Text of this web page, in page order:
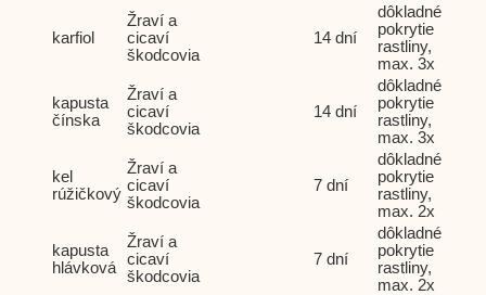
karfiol
Žraví a
cicaví
škodcovia
14 dní
dôkladné
pokrytie
rastliny,
max. 3x
kapusta
čínska
Žraví a
cicaví
škodcovia
14 dní
dôkladné
pokrytie
rastliny,
max. 3x
kel
rúžičkový
Žraví a
cicaví
škodcovia
7 dní
dôkladné
pokrytie
rastliny,
max. 2x
kapusta
hlávková
Žraví a
cicaví
škodcovia
7 dní
dôkladné
pokrytie
rastliny,
max. 2x